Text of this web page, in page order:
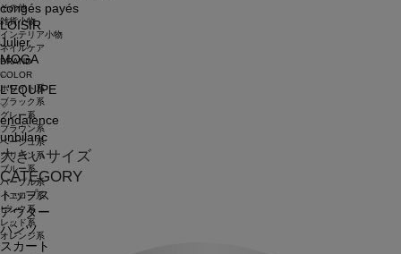
congés payés
LOISIR
Julier
MOGA
L'EQUIPE
endalence
unbilanc
大きいサイズ
CATEGORY
トップス
アウター
パンツ
スカート
その他
雑貨小物
インテリア小物
ネイルケア
BRAND
COLOR
ホワイト系
ブラック系
グレー系
ブラウン系
ベージュ系
グリーン系
ブルー系
パープル系
イエロー系
ピンク系
レッド系
オレンジ系